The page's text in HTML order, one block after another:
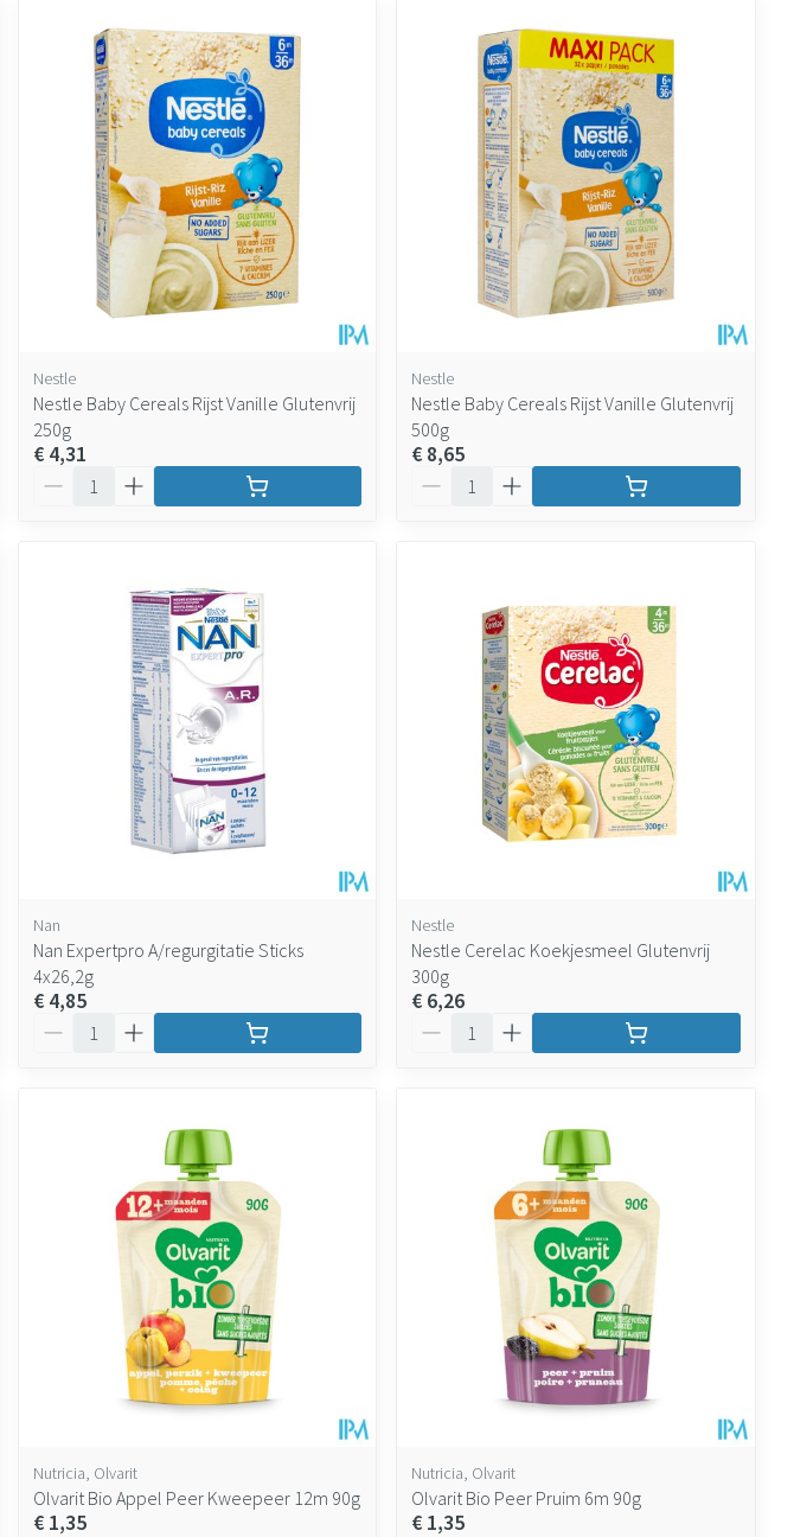
Nestle
Nestle Baby Cereals Rijst Vanille Glutenvrij
250g
€ 4,31
Nestle
Nestle Baby Cereals Rijst Vanille Glutenvrij
500g
€ 8,65
Nan
Nan Expertpro A/regurgitatie Sticks
4x26,2g
€ 4,85
Nestle
Nestle Cerelac Koekjesmeel Glutenvrij
300g
€ 6,26
Nutricia, Olvarit
Olvarit Bio Appel Peer Kweepeer 12m 90g
€ 1,35
Nutricia, Olvarit
Olvarit Bio Peer Pruim 6m 90g
€ 1,35